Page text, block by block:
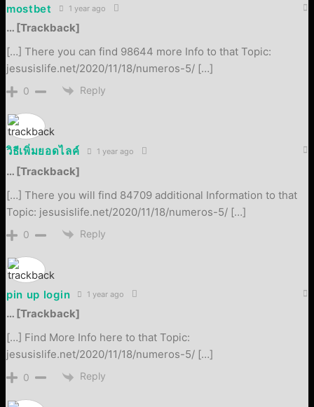
mostbet 1 year ago
… [Trackback]
[…] There you can find 98644 more Info to that Topic:
jesusislife.net/2020/11/18/numeros-5/ […]
0 Reply
วิธีเพิ่มยอดไลค์ 1 year ago
… [Trackback]
[…] There you will find 84709 additional Information to that
Topic: jesusislife.net/2020/11/18/numeros-5/ […]
0 Reply
pin up login 1 year ago
… [Trackback]
[…] Find More Info here to that Topic:
jesusislife.net/2020/11/18/numeros-5/ […]
0 Reply